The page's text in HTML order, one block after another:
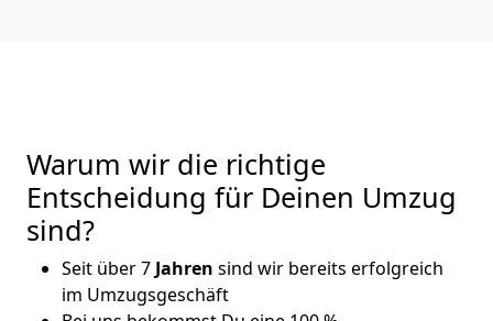
Warum wir die richtige
Entscheidung für Deinen Umzug
sind?
Seit über 7 Jahren sind wir bereits erfolgreich
im Umzugsgeschäft